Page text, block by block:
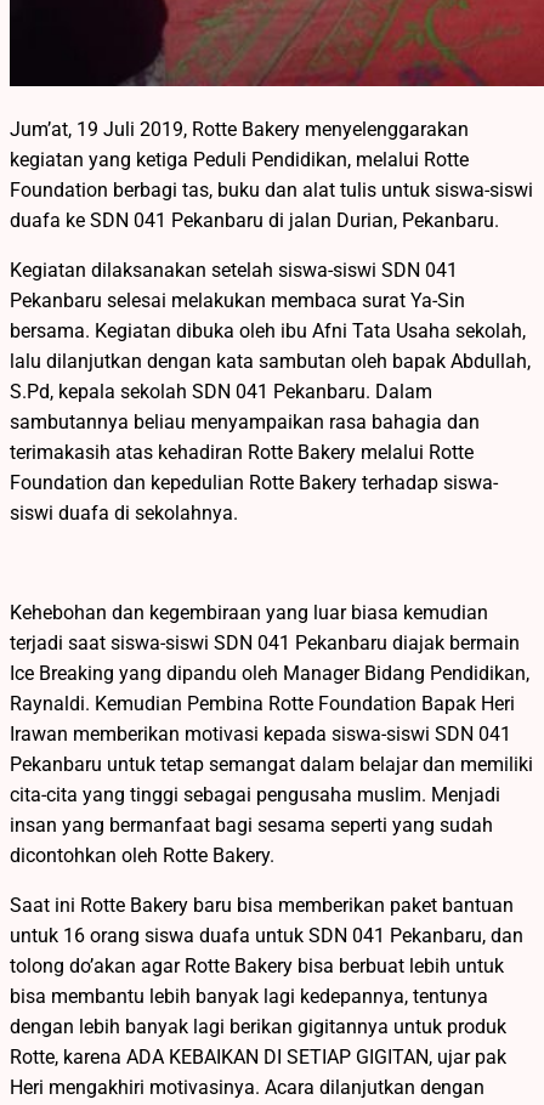
Jum’at, 19 Juli 2019, Rotte Bakery menyelenggarakan
kegiatan yang ketiga Peduli Pendidikan, melalui Rotte
Foundation berbagi tas, buku dan alat tulis untuk siswa-siswi
duafa ke SDN 041 Pekanbaru di jalan Durian, Pekanbaru.
Kegiatan dilaksanakan setelah siswa-siswi SDN 041
Pekanbaru selesai melakukan membaca surat Ya-Sin
bersama. Kegiatan dibuka oleh ibu Afni Tata Usaha sekolah,
lalu dilanjutkan dengan kata sambutan oleh bapak Abdullah,
S.Pd, kepala sekolah SDN 041 Pekanbaru. Dalam
sambutannya beliau menyampaikan rasa bahagia dan
terimakasih atas kehadiran Rotte Bakery melalui Rotte
Foundation dan kepedulian Rotte Bakery terhadap siswa-
siswi duafa di sekolahnya.
Kehebohan dan kegembiraan yang luar biasa kemudian
terjadi saat siswa-siswi SDN 041 Pekanbaru diajak bermain
Ice Breaking yang dipandu oleh Manager Bidang Pendidikan,
Raynaldi. Kemudian Pembina Rotte Foundation Bapak Heri
Irawan memberikan motivasi kepada siswa-siswi SDN 041
Pekanbaru untuk tetap semangat dalam belajar dan memiliki
cita-cita yang tinggi sebagai pengusaha muslim. Menjadi
insan yang bermanfaat bagi sesama seperti yang sudah
dicontohkan oleh Rotte Bakery.
Saat ini Rotte Bakery baru bisa memberikan paket bantuan
untuk 16 orang siswa duafa untuk SDN 041 Pekanbaru, dan
tolong do’akan agar Rotte Bakery bisa berbuat lebih untuk
bisa membantu lebih banyak lagi kedepannya, tentunya
dengan lebih banyak lagi berikan gigitannya untuk produk
Rotte, karena ADA KEBAIKAN DI SETIAP GIGITAN, ujar pak
Heri mengakhiri motivasinya. Acara dilanjutkan dengan